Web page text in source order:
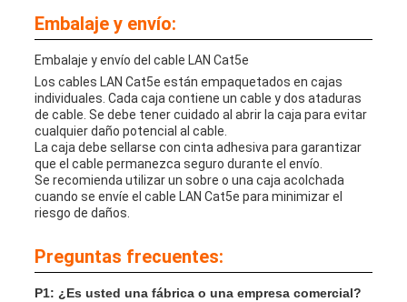
Embalaje y envío:
Embalaje y envío del cable LAN Cat5e
Los cables LAN Cat5e están empaquetados en cajas
individuales. Cada caja contiene un cable y dos ataduras
de cable. Se debe tener cuidado al abrir la caja para evitar
cualquier daño potencial al cable.
La caja debe sellarse con cinta adhesiva para garantizar
que el cable permanezca seguro durante el envío.
Se recomienda utilizar un sobre o una caja acolchada
cuando se envíe el cable LAN Cat5e para minimizar el
riesgo de daños.
Preguntas frecuentes:
P1: ¿Es usted una fábrica o una empresa comercial?